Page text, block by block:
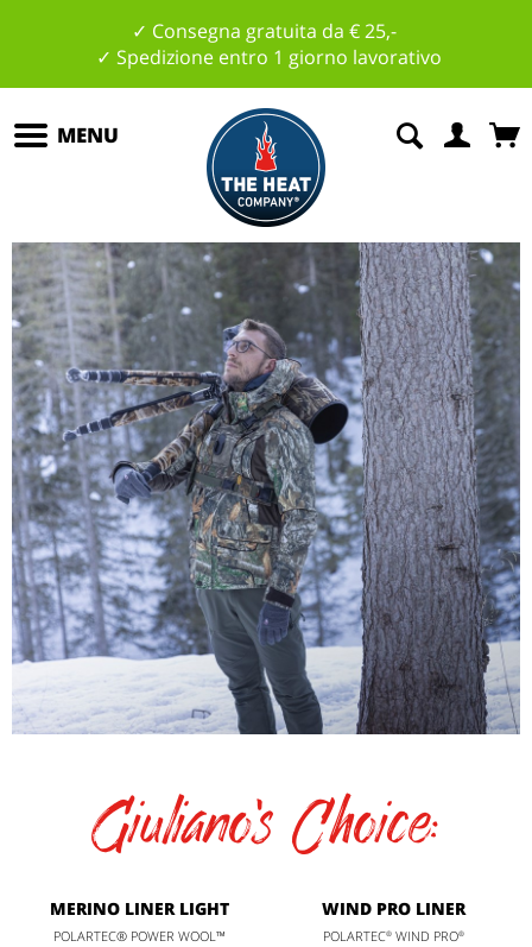
✓ Consegna gratuita da € 25,-
✓ Spedizione entro 1 giorno lavorativo
MENU
Giuliano's Choice:
MERINO LINER LIGHT
POLARTEC® POWER WOOL™
WIND PRO LINER
POLARTEC®WIND PRO®